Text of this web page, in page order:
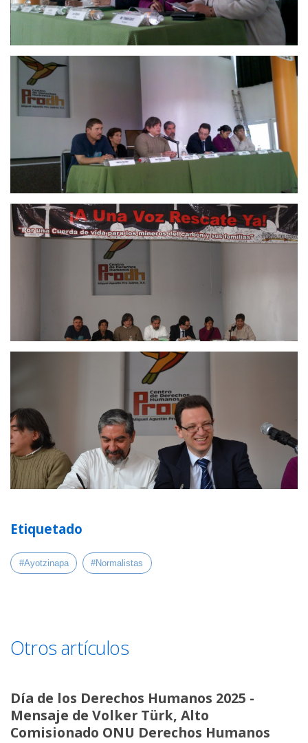
Etiquetado
#Ayotzinapa #Normalistas
Otros artículos
Día de los Derechos Humanos 2025 -
Mensaje de Volker Türk, Alto
Comisionado ONU Derechos Humanos